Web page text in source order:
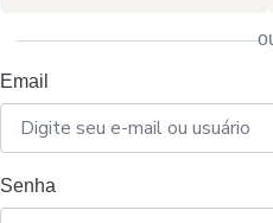
Email
Senha